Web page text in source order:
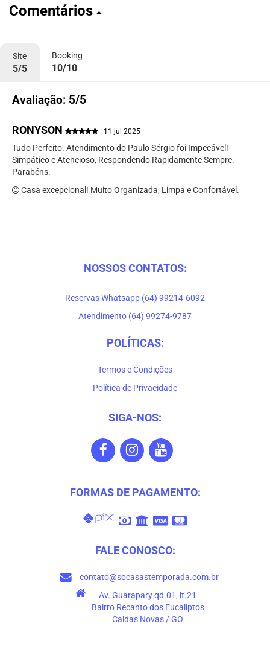
Comentários
Site
5/5
Booking
10/10
Avaliação: 5/5
RONYSON | 11 jul 2025
Tudo Perfeito. Atendimento do Paulo Sérgio foi Impecável!
Simpático e Atencioso, Respondendo Rapidamente Sempre.
Parabéns.
Casa excepcional! Muito Organizada, Limpa e Confortável.
NOSSOS CONTATOS:
Reservas Whatsapp (64) 99214-6092
Atendimento (64) 99274-9787
POLÍTICAS:
Termos e Condições
Política de Privacidade
SIGA-NOS:
FORMAS DE PAGAMENTO:
FALE CONOSCO:
contato@socasastemporada.com.br
Av. Guarapary qd.01, lt.21
Bairro Recanto dos Eucaliptos
Caldas Novas / GO